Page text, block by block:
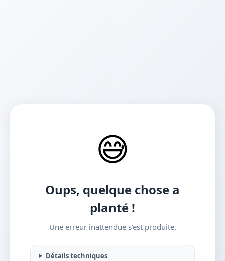
😅
Oups, quelque chose a
planté !
Une erreur inattendue s'est produite.
Détails techniques